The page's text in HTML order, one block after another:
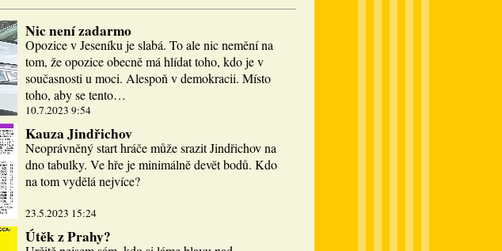
Nic není zadarmo
Opozice v Jeseníku je slabá. To ale nic nemění na
tom, že opozice obecně má hlídat toho, kdo je v
současnosti u moci. Alespoň v demokracii. Místo
toho, aby se tento…
10.7.2023 9:54
Kauza Jindřichov
Neoprávněný start hráče může srazit Jindřichov na
dno tabulky. Ve hře je minimálně devět bodů. Kdo
na tom vydělá nejvíce?
23.5.2023 15:24
Útěk z Prahy?